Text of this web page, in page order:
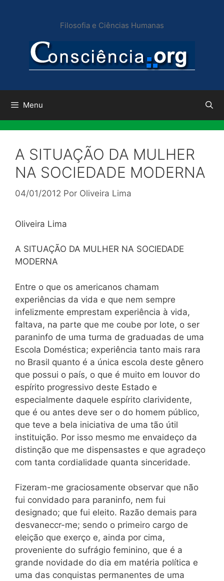
conteúdo
Filosofia e Ciências Humanas
Menu
A SITUAÇÃO DA MULHER
NA SOCIEDADE MODERNA
04/01/2012 Por Oliveira Lima
Oliveira Lima
A SITUAÇÃO DA MULHER NA SOCIEDADE
MODERNA
Entre o que os americanos chamam
experiências da vida e que nem sempre
infelizmente emprestam experiência à vida,
faltava, na parte que me coube por lote, o ser
paraninfo de uma turma de graduadas de uma
Escola Doméstica; experiência tanto mais rara
no Brasil quanto é a única escola deste gênero
que possui o país, o que é muito em louvor do
espírito progressivo deste Estado e
especialmente daquele espírito clarividente,
que é ou antes deve ser o do homem público,
que teve a bela iniciativa de uma tão útil
instituição. Por isso mesmo me envaideço da
distinção que me dispensastes e que agradeço
com tanta cordialidade quanta sinceridade.
Fizeram-me graciosamente observar que não
fui convidado para paraninfo, nem fui
designado; que fui eleito. Razão demais para
desvaneccr-me; sendo o primeiro cargo de
eleição que exerço e, ainda por cima,
proveniente do sufrágio feminino, que é a
grande novidade do dia em matéria política e
uma das conquistas permanentes de uma